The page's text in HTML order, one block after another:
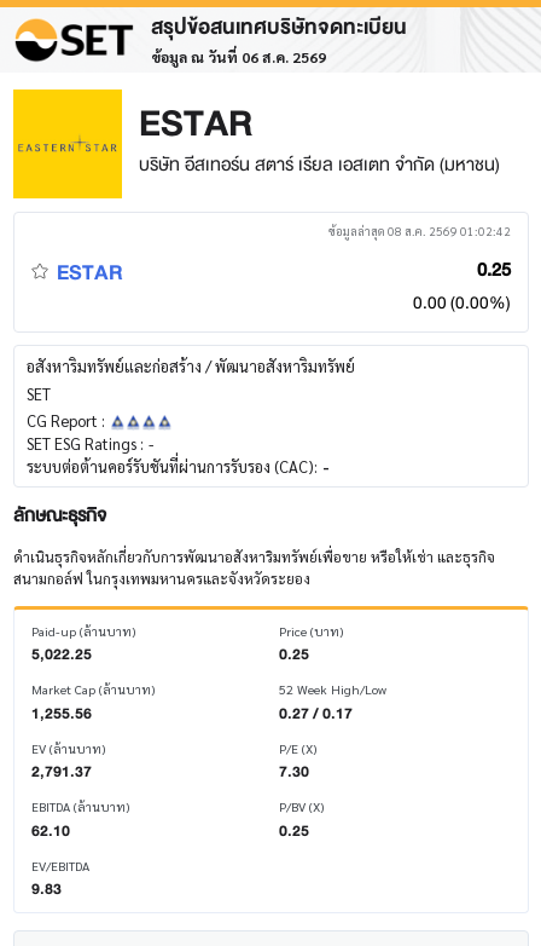
สรุปข้อสนเทศบริษัทจดทะเบียน
ข้อมูล ณ วันที่ 06 ส.ค. 2569
ESTAR
บริษัท อีสเทอร์น สตาร์ เรียล เอสเตท จำกัด (มหาชน)
ข้อมูลล่าสุด 08 ส.ค. 2569 01:02:42
ESTAR 0.25
0.00 (0.00%)
อสังหาริมทรัพย์และก่อสร้าง / พัฒนาอสังหาริมทรัพย์
SET
CG Report :
SET ESG Ratings : -
ระบบต่อต้านคอร์รับชันที่ผ่านการรับรอง (CAC): -
ลักษณะธุรกิจ
ดำเนินธุรกิจหลักเกี่ยวกับการพัฒนาอสังหาริมทรัพย์เพื่อขาย หรือให้เช่า และธุรกิจ
สนามกอล์ฟ ในกรุงเทพมหานครและจังหวัดระยอง
Paid-up (ล้านบาท)
5,022.25
Market Cap (ล้านบาท)
1,255.56
EV (ล้านบาท)
2,791.37
EBITDA (ล้านบาท)
62.10
EV/EBITDA
9.83
Price (บาท)
0.25
52 Week High/Low
0.27 / 0.17
P/E (X)
7.30
P/BV (X)
0.25